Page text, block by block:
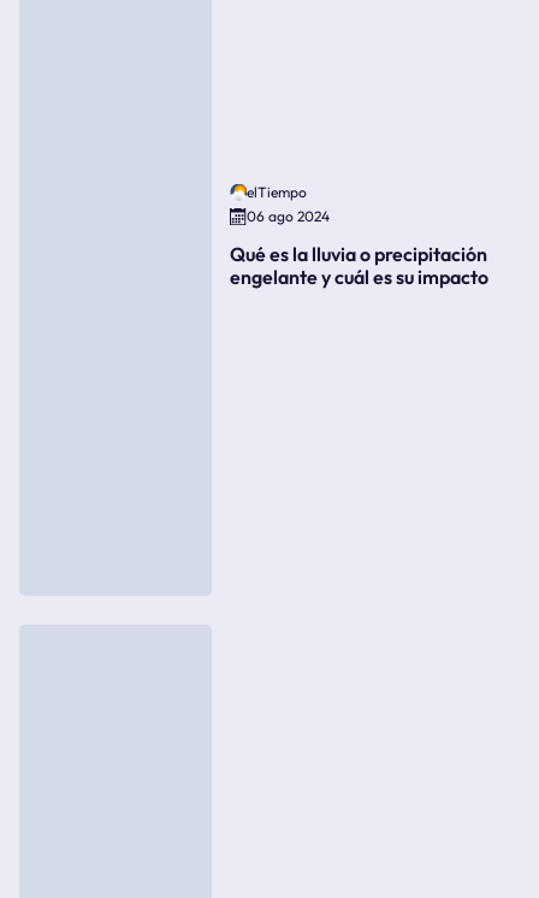
elTiempo
06 ago 2024
Qué es la lluvia o precipitación
engelante y cuál es su impacto